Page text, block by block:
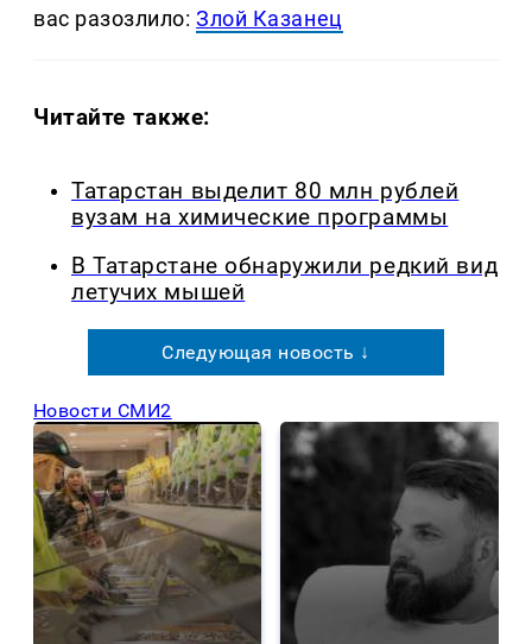
вас разозлило:Злой Казанец
Читайте также:
Татарстан выделит 80 млн рублей
вузам на химические программы
В Татарстане обнаружили редкий вид
летучих мышей
Следующая новость ↓
Новости СМИ2